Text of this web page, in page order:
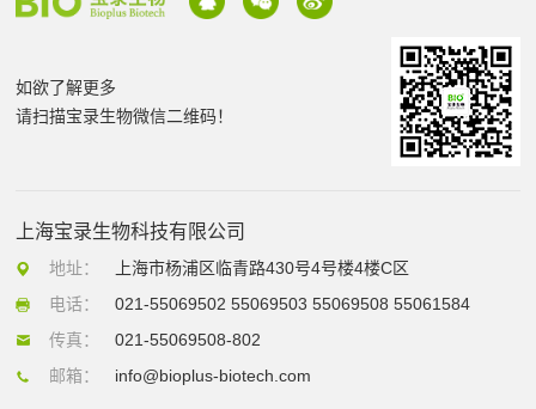
如欲了解更多
请扫描宝录生物微信二维码！
上海宝录生物科技有限公司
地址：
上海市杨浦区临青路430号4号楼4楼C区
电话：
021-55069502 55069503 55069508 55061584
传真：
021-55069508-802
邮箱：
info@bioplus-biotech.com